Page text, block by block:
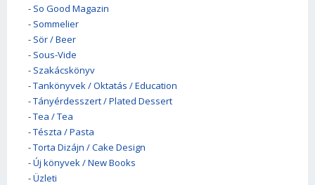
- So Good Magazin
- Sommelier
- Sör / Beer
- Sous-Vide
- Szakácskönyv
-Tankönyvek / Oktatás / Education
-Tányérdesszert / Plated Dessert
-Tea / Tea
-Tészta / Pasta
-Torta Dizájn / Cake Design
-Új könyvek / New Books
-Üzleti